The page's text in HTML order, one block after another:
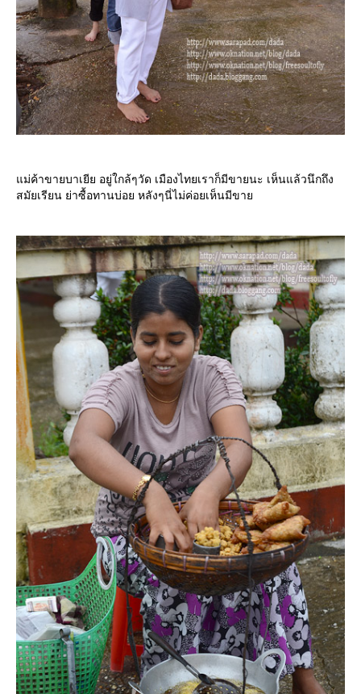
ม่ค้าขายบาเยีย อยู่ใกล้ๆวัด เมืองไทยเราก็มีขายนะ เห็นแล้วนึกถึง
สมัยเรียน ย่าซื้อทานบ่อย หลังๆนี่ไม่ค่อยเห็นมีขา